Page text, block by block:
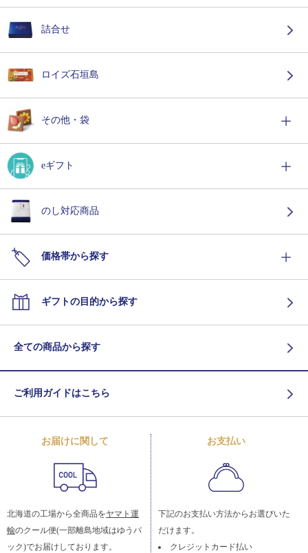
詰合せ
ロイズ石垣島
その他・袋
eギフト
のし対応商品
価格帯から探す
ギフトの目的から探す
全ての商品から探す
ご利用ガイドはこちら
お届けに関して
北海道の工場から全商品をヤマト運
輸のクール便(一部離島地域はゆうパ
ック)でお届けしております。
お支払い
下記のお支払い方法からお選びいた
だけます。
クレジットカード払い